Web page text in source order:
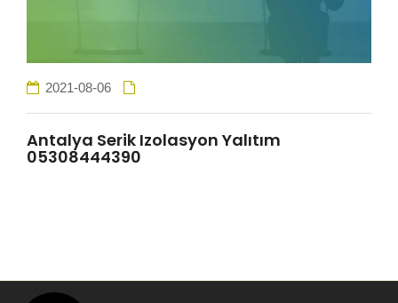
BLOG
2021-08-06
Antalya Serik Izolasyon Yalıtım
05308444390